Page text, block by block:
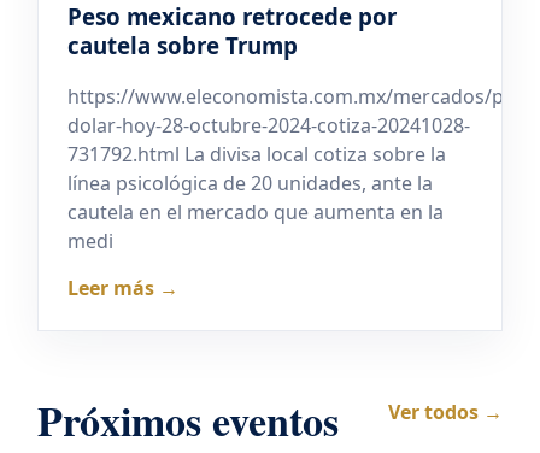
Peso mexicano retrocede por
cautela sobre Trump
https://www.eleconomista.com.mx/mercados/
dolar-hoy-28-octubre-2024-cotiza-20241028-
731792.html La divisa local cotiza sobre la
línea psicológica de 20 unidades, ante la
cautela en el mercado que aumenta en la
medi
Leer más →
Próximos eventos Ver todos →